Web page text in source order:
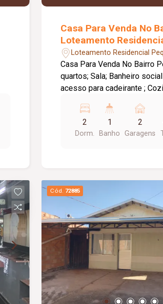
Casa Para Venda No
Loteamento
Pequis
Loteamento Residencial
Uberlândia/MG
Casa Para Venda No Bairro
quartos; Sala; Banheiro
acesso para cadeirante ;
Próximo à Escola Municipal e
Próximo a Supermercados e
Restaurantes. - Excelente
2
Dorm.
1
Banho
2
Garagens
Cód. 72885